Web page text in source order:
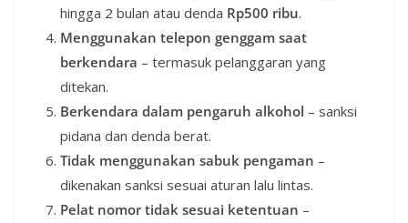
hingga 2 bulan atau denda Rp500 ribu.
Menggunakan telepon genggam saat
berkendara – termasuk pelanggaran yang
ditekan.
Berkendara dalam pengaruh alkohol – sanksi
pidana dan denda berat.
Tidak menggunakan sabuk pengaman –
dikenakan sanksi sesuai aturan lalu lintas.
Pelat nomor tidak sesuai ketentuan –